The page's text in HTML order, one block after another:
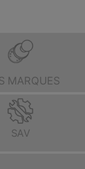
MARQUES
SAV